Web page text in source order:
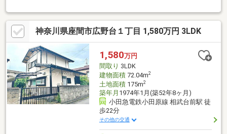
神奈川県座間市広野台１丁目 1,580万円 3LDK
1,580万円
間取り 3LDK
建物面積72.04m2
土地面積175m2
築年月 1974年1月(築52年8ヶ月)
小田急電鉄小田原線 相武台前駅 徒
歩22分
その他の交通